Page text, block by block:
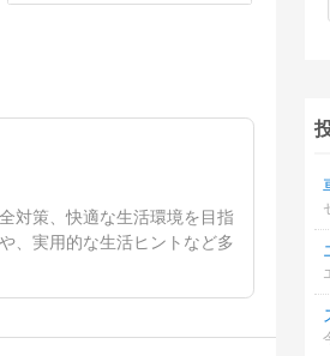
対策、快適な生活環境を目指
、実用的な生活ヒントなど多